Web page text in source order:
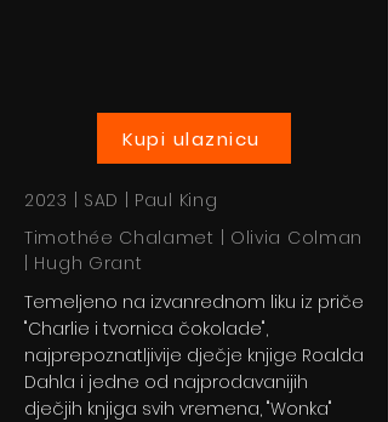
Kupi ulaznicu
2023 | SAD | Paul King
Timothée Chalamet | Olivia Colman
| Hugh Grant
Temeljeno na izvanrednom liku iz priče
"Charlie i tvornica čokolade",
najprepoznatljivije dječje knjige Roalda
Dahla i jedne od najprodavanijih
dječjih knjiga svih vremena, "Wonka"